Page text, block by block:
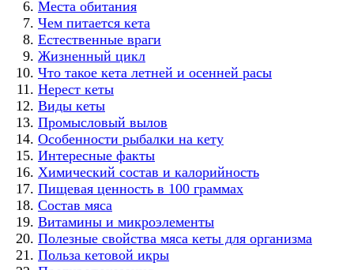
Места обитания
Чем питается кета
Естественные враги
Жизненный цикл
Что такое кета летней и осенней расы
Нерест кеты
Виды кеты
Промысловый вылов
Особенности рыбалки на кету
Интересные факты
Химический состав и калорийность
Пищевая ценность в 100 граммах
Состав мяса
Витамины и микроэлементы
Полезные свойства мяса кеты для организма
Польза кетовой икры